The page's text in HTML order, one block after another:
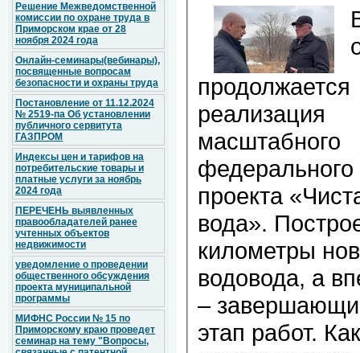
Решение Межведомственной
комиссии по охране труда в
Приморском крае от 28
ноября 2024 года
Онлайн-семинары(вебинары),
посвященные вопросам
безопасности и охраны труда
Постановление от 11.12.2024
№ 2519-па Об установлении
публичного сервитута
ГАЗПРОМ
Индексы цен и тарифов на
потребительские товары и
платные услуги за ноябрь
2024 года
ПЕРЕЧЕНЬ выявленных
правообладателей ранее
учтенных объектов
недвижимости
уведомление о проведении
общественного обсуждения
проекта муниципальной
программы
МИФНС России № 15 по
Приморскому краю проведет
семинар на тему "Вопросы,
продолжается
реализация
масштабного
федерального
проекта
вода».
километры
водовода, а
–
этап работ. Как